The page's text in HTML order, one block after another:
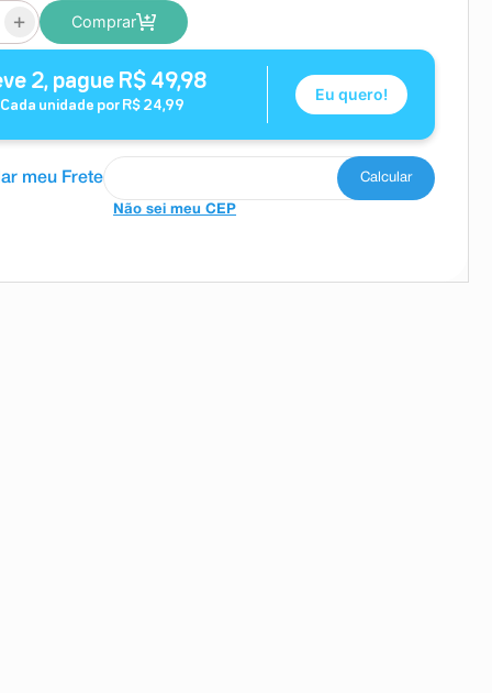
+ Comprar
2, pague R$ 49,98
Cada unidade por R$ 24,99
Eu quero!
Não sei meu CEP